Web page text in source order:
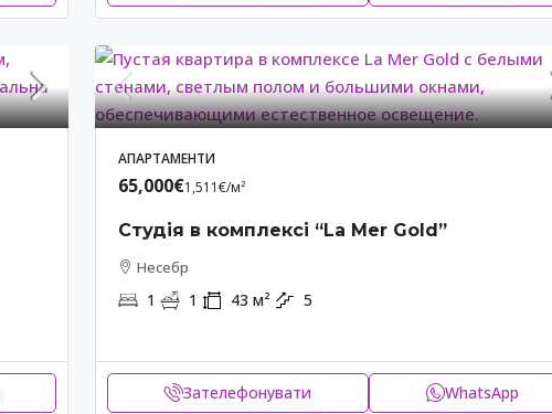
АПАРТАМЕНТИ
65,000€1,511€/м²
Студія в комплексі “La Mer Gold”
Несебр
1 1 43 м² 5
Зателефонувати WhatsApp